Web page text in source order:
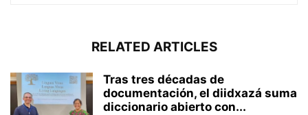
RELATED ARTICLES
Tras tres décadas de
documentación, el diidxazá suma
diccionario abierto con...